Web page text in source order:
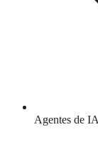
Agentes de